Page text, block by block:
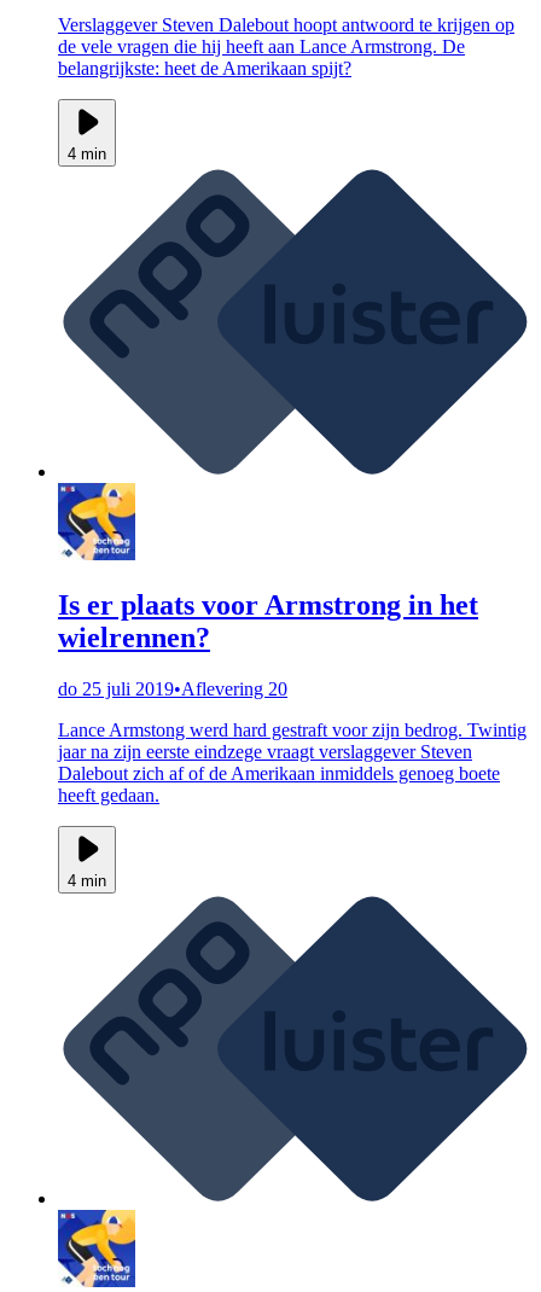
Verslaggever Steven Dalebout hoopt antwoord te krijgen op
de vele vragen die hij heeft aan Lance Armstrong. De
belangrijkste: heet de Amerikaan spijt?
4 min
Is er plaats voor Armstrong in het
wielrennen?
do 25 juli 2019•Aflevering 20
Lance Armstong werd hard gestraft voor zijn bedrog. Twintig
jaar na zijn eerste eindzege vraagt verslaggever Steven
Dalebout zich af of de Amerikaan inmiddels genoeg boete
heeft gedaan.
4 min